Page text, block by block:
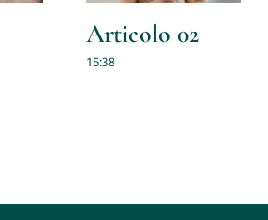
Articolo 02
15:38